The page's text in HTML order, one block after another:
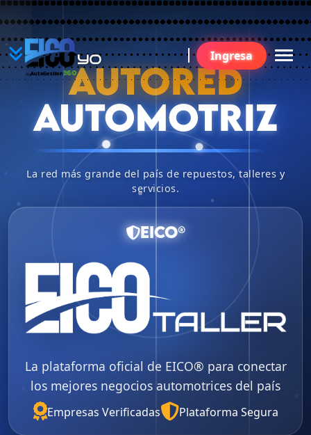
YO
BU
AutoGestion 360
Ingresa
AUTORED
AUTOMOTRIZ
La red más grande del país de repuestos, talleres y
servicios.
EICO®
La plataforma oficial de EICO® para conectar
los mejores negocios automotrices del país
Empresas Verificadas Plataforma Segura